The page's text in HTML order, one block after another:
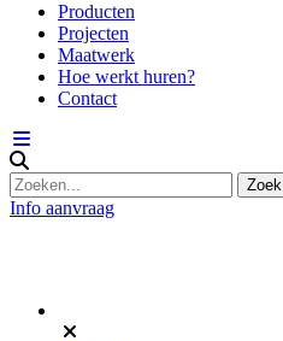
Producten
Projecten
Maatwerk
Hoe werkt huren?
Contact
Info aanvraag